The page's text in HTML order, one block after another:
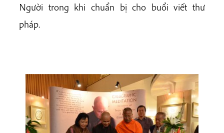
Người trong khi chuẩn bị cho buổi viết thư
pháp.